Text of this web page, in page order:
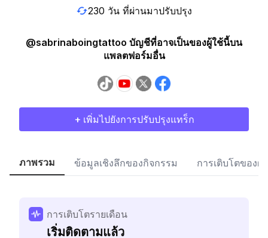
230 วัน ที่ผ่านมาปรับปรุง
@sabrinaboingtattoo บัญชีที่อาจเป็นของผู้ใช้นี้บน
แพลตฟอร์มอื่น
+ เพิ่มไปยังการปรับปรุงแทร็ก
ภาพรวม ข้อมูลเชิงลึกของกิจกรรม การเติบโตของผู้
การเติบโตรายเดือน
เริ่มติดตามแล้ว